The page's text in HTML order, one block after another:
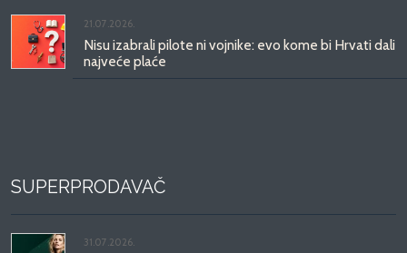
21.07.2026.
Nisu izabrali pilote ni vojnike: evo kome bi Hrvati dali
najveće plaće
SUPERPRODAVAČ
31.07.2026.